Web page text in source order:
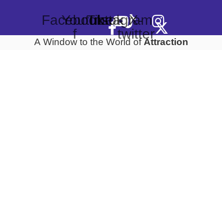
Facebook-
f
Youtube
Tiktok
Instagram
X-
twitter
A Window to the World ofAttraction